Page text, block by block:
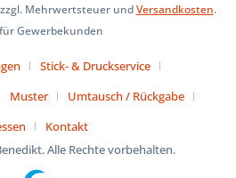
Mehrwertsteuer undVersandkosten.
Gewerbekunden
Stick- & Druckservice
Muster
Umtausch / Rückgabe
Kontakt
Alle Rechte vorbehalten.